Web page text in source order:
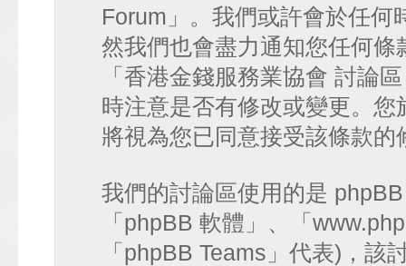
Forum」。我們或許會於任何
然我們也會盡力通知您任何
「香港金錢服務業協會 討論
時注意是否有修改或變更。
將視為您已同意接受該條款的
我們的討論區使用的是
「phpBB 軟體」、「
「phpBB Teams」代表)，該